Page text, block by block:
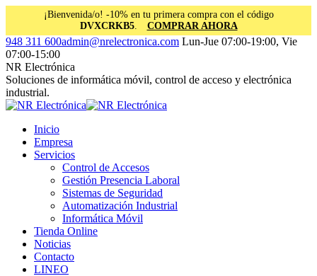
¡Bienvenida/o! -10% en tu primera compra con el código
DVXCRKB5. COMPRAR AHORA
Saltar
al
contenido
Facebook
page
opens
in
new
window
Instagram
page
opens
in
new
window
Linkedin
page
opens
in
new
window
948 311 600admin@nrelectronica.com Lun-Jue 07:00-19:00, Vie
07:00-15:00
NR Electrónica
Soluciones de informática móvil, control de acceso y electrónica
industrial.
Inicio
Empresa
Servicios
Control de Accesos
Gestión Presencia Laboral
Sistemas de Seguridad
Automatización Industrial
Informática Móvil
Tienda Online
Noticias
Contacto
LINEO